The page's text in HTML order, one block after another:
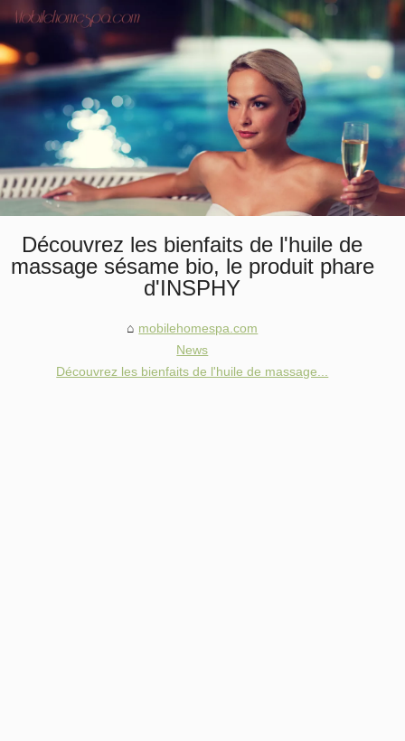
Découvrez les bienfaits de l'huile de
massage sésame bio, le produit phare
d'INSPHY
mobilehomespa.com
News
Découvrez les bienfaits de l'huile de massage...